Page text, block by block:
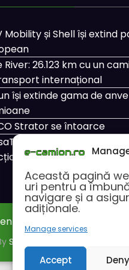
Această pagină
uri pentru a
navigare și a
adiționale.
Manage services
Accept Deny
Mobility și Shell își extind
River: 26.123 km cu un
internațional
își extinde gama de
Strator se întoarce
123cargo
SpiceThemes